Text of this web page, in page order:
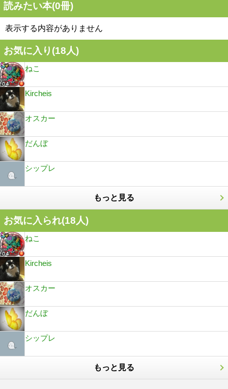
読みたい本(0冊)
表示する内容がありません
お気に入り(18人)
ねこ
Kircheis
オスカー
だんぼ
シップレ
もっと見る
お気に入られ(18人)
ねこ
Kircheis
オスカー
だんぼ
シップレ
もっと見る